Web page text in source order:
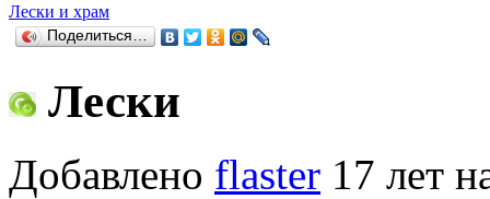
Лески и храм
Поделиться…
Лески
Добавлено flaster 17 лет